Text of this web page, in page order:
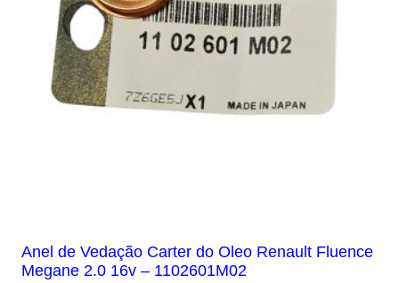
Anel de Vedação Carter do Oleo Renault Fluence
Megane 2.0 16v – 1102601M02